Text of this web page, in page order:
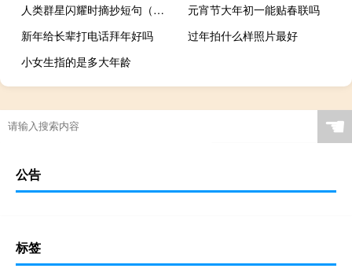
人类群星闪耀时摘抄短句（人类群星闪耀时摘抄赏析）
元宵节大年初一能贴春联吗
新年给长辈打电话拜年好吗
过年拍什么样照片最好
小女生指的是多大年龄
☚
公告
标签